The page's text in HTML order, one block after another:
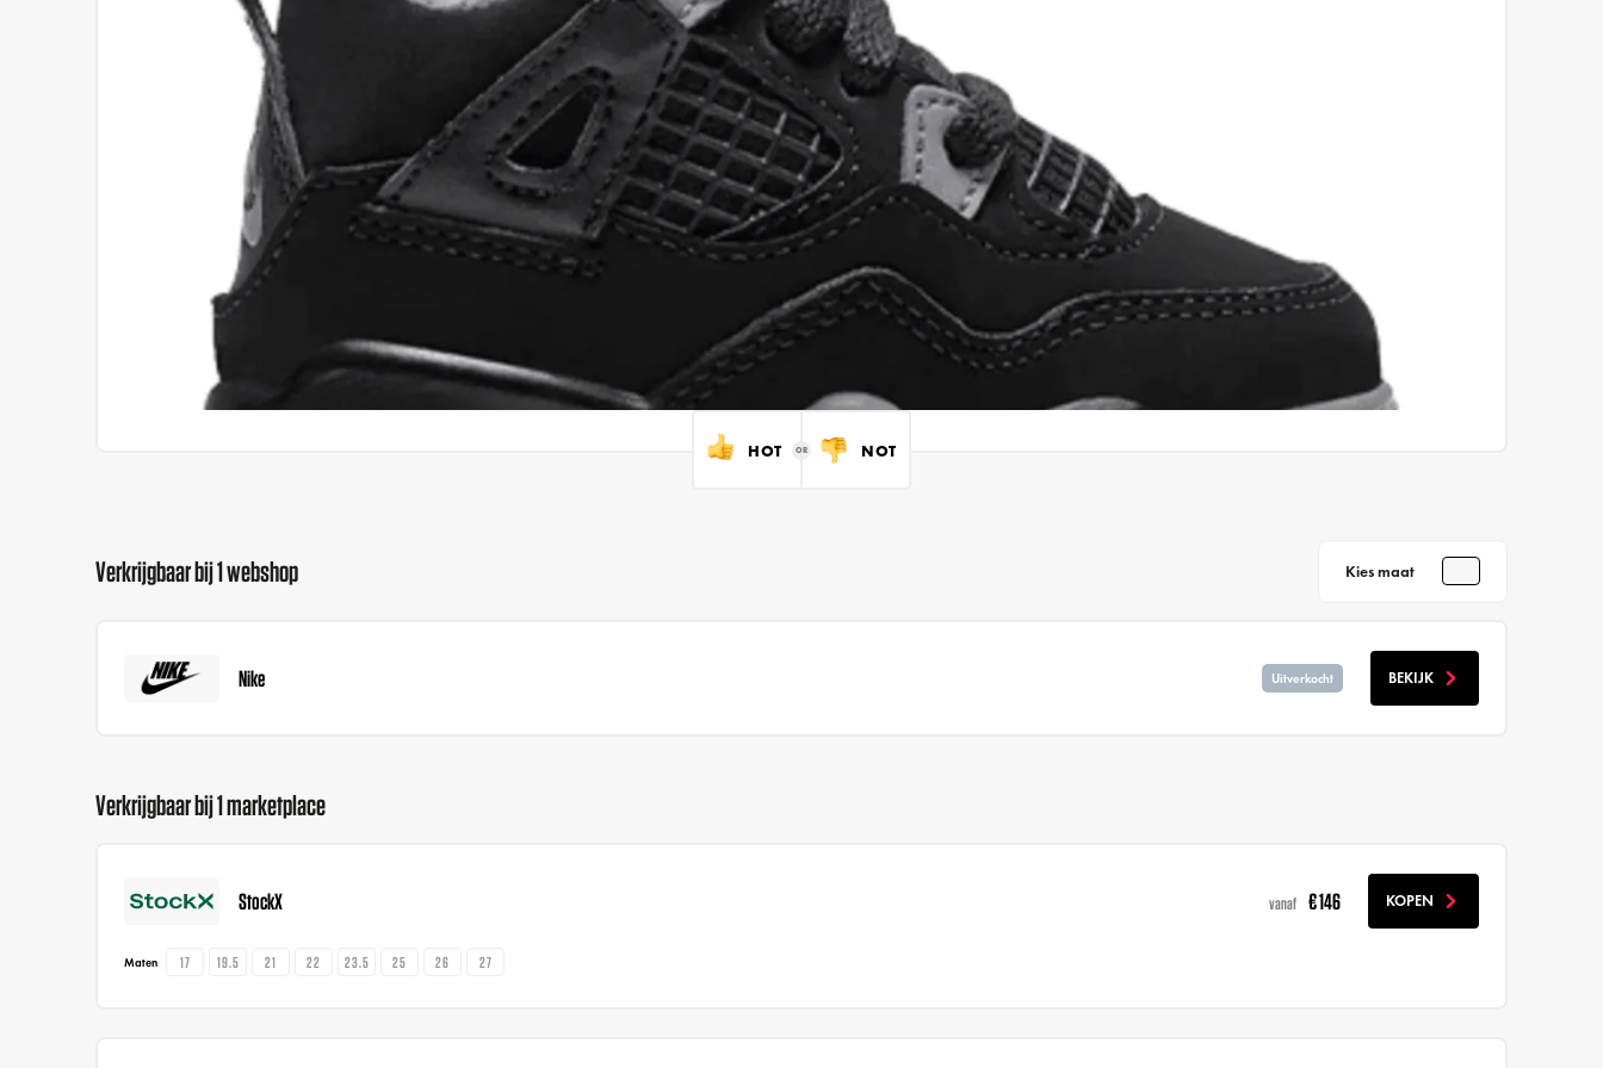
HOT NOT
Verkrijgbaar bij 1 webshop Kies maat
Nike Uitverkocht BEKIJK
Verkrijgbaar bij 1 marketplace
StockX vanaf € 146 KOPEN
Maten 17 19.5 21 22 23.5 25 26 27